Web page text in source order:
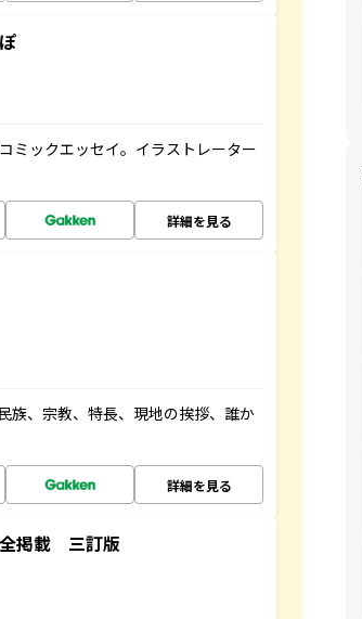
ミックエッセイ。イラストレーター
詳細を見る
族、宗教、特長、現地の挨拶、誰か
詳細を見る
掲載 三訂版